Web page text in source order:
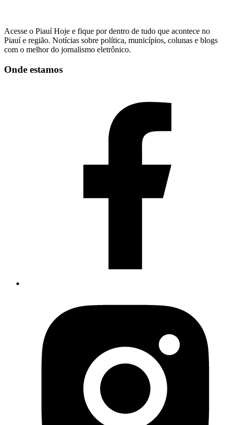
Acesse o Piauí Hoje e fique por dentro de tudo que acontece no
Piauí e região. Notícias sobre política, municípios, colunas e blogs
com o melhor do jornalismo eletrônico.
Onde estamos